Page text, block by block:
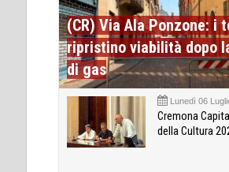
(CR) Via Ala Ponzone: i
ripristino viabilità dopo
di gas
Lunedì 06
Cremona
della Cultura